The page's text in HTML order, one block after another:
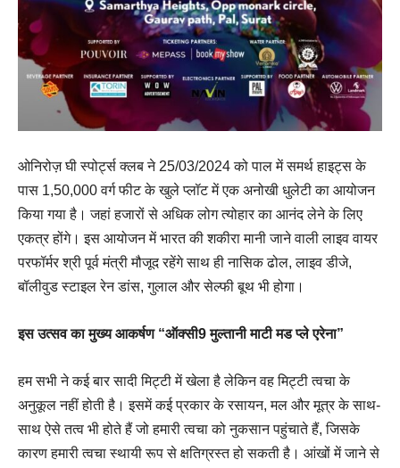
ओनिरोज़ घी स्पोर्ट्स क्लब ने 25/03/2024 को पाल में समर्थ हाइट्स के
पास 1,50,000 वर्ग फीट के खुले प्लॉट में एक अनोखी धुलेटी का आयोजन
किया गया है। जहां हजारों से अधिक लोग त्योहार का आनंद लेने के लिए
एकत्र होंगे। इस आयोजन में भारत की शकीरा मानी जाने वाली लाइव वायर
परफॉर्मर श्री पूर्व मंत्री मौजूद रहेंगे साथ ही नासिक ढोल, लाइव डीजे,
बॉलीवुड स्टाइल रेन डांस, गुलाल और सेल्फी बूथ भी होगा।
इसउत्सवकामुख्यआकर्षण “ऑक्सी9मुल्तानीमाटीमडप्लेएरेना”
हम सभी ने कई बार सादी मिट्टी में खेला है लेकिन वह मिट्टी त्वचा के
अनुकूल नहीं होती है। इसमें कई प्रकार के रसायन, मल और मूत्र के साथ-
साथ ऐसे तत्व भी होते हैं जो हमारी त्वचा को नुकसान पहुंचाते हैं, जिसके
कारण हमारी त्वचा स्थायी रूप से क्षतिग्रस्त हो सकती है। आंखों में जाने से